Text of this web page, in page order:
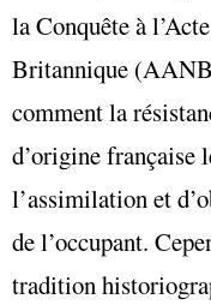
la Conquête à
Britannique
comment la
d’origine française
l’assimilation et
de l’occupant.
tradition